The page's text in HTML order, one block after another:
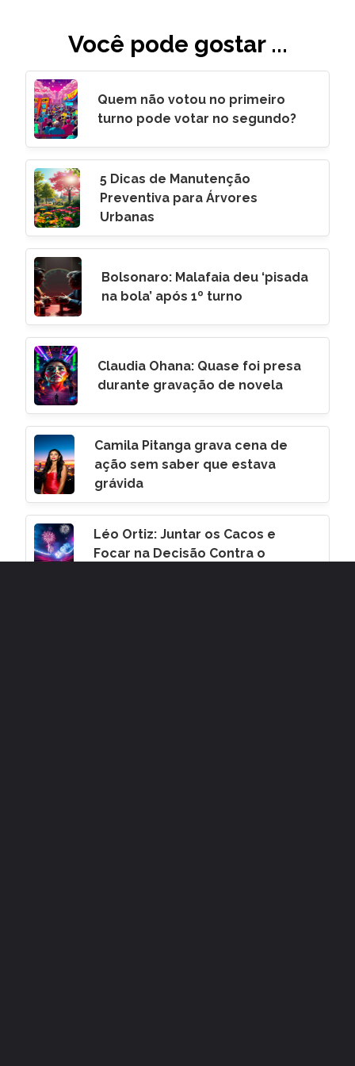
Você pode gostar ...
Quem não votou no primeiro
turno pode votar no segundo?
5 Dicas de Manutenção
Preventiva para Árvores
Urbanas
Bolsonaro: Malafaia deu ‘pisada
na bola’ após 1º turno
Claudia Ohana: Quase foi presa
durante gravação de novela
Camila Pitanga grava cena de
ação sem saber que estava
grávida
Léo Ortiz: Juntar os Cacos e
Focar na Decisão Contra o